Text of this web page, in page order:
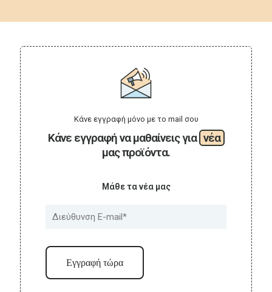
Κάνε εγγραφή να μαθαίνεις για νέα
μας προϊόντα.
Κάνε εγγραφή μόνο με το mail σου
Μάθε τα νέα μας